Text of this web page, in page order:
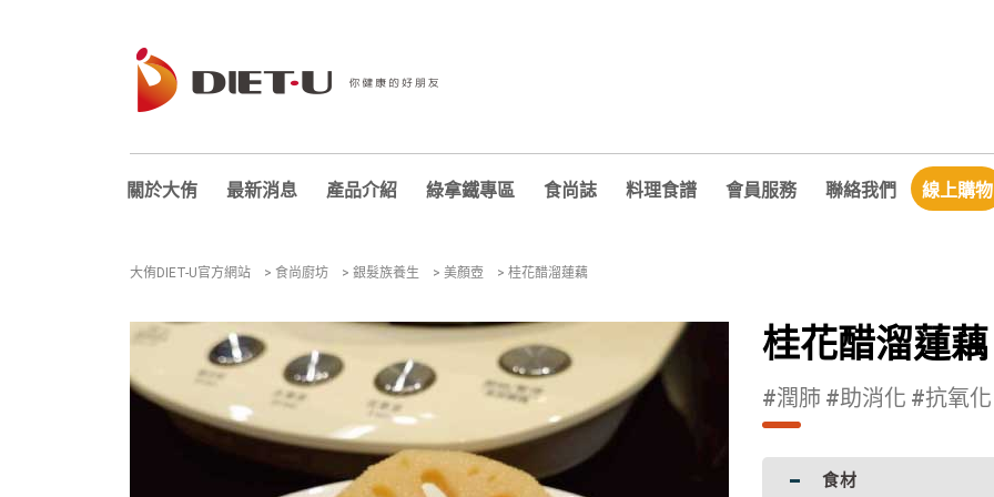
關於大侑 最新消息 產品介紹 綠拿鐵專區 食尚誌 料理食譜 會員服務 聯絡我們 線上購物
大侑DIET-U官方網站 > 食尚廚坊 > 銀髮族養生 > 美顏壺 > 桂花醋溜蓮藕
桂花醋溜蓮藕
#潤肺 #助消化 #抗氧化
食材